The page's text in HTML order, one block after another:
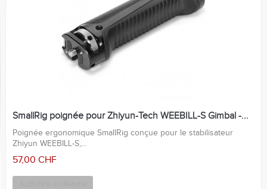
SmallRig poignée pour Zhiyun-Tech WEEBILL-S Gimbal -...
Poignée ergonomique SmallRig conçue pour le stabilisateur
Zhiyun WEEBILL-S,...
57,00 CHF